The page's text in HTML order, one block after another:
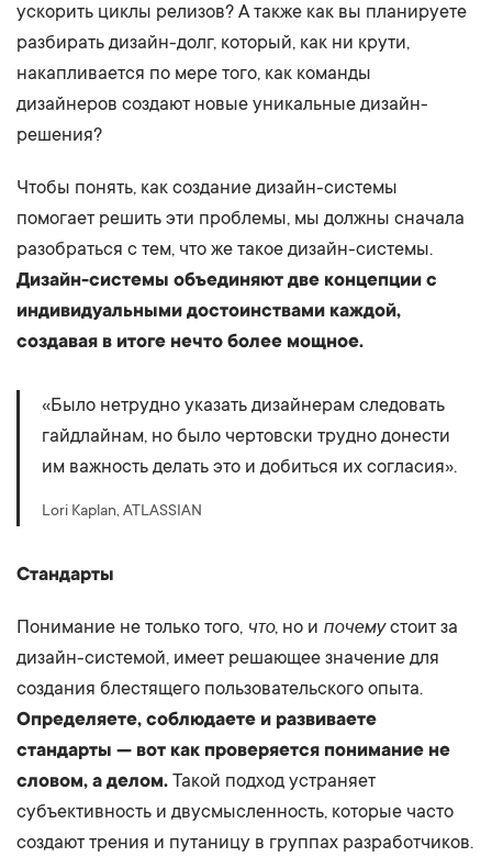
ускорить циклы релизов? А также как вы планируете
разбирать дизайн-долг, который, как ни крути,
накапливается по мере того, как команды
дизайнеров создают новые уникальные дизайн-
решения?
Чтобы понять, как создание дизайн-системы
помогает решить эти проблемы, мы должны сначала
разобраться с тем, что же такое дизайн-системы.
Дизайн-системы объединяют две концепции с
индивидуальными достоинствами каждой,
создавая в итоге нечто более мощное.
«Было нетрудно указать дизайнерам следовать
гайдлайнам, но было чертовски трудно донести
им важность делать это и добиться их согласия».
Lori Kaplan, ATLASSIAN
Стандарты
Понимание не только того, что, но и почемустоит за
дизайн-системой, имеет решающее значение для
создания блестящего пользовательского опыта.
Определяете, соблюдаете и развиваете
стандарты — вот как проверяется понимание не
словом, а делом. Такой подход устраняет
субъективность и двусмысленность, которые часто
создают трения и путаницу в группах разработчиков.